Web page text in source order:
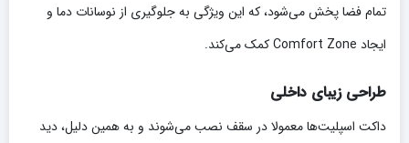
تمام فضا پخش می‌شود، که این ویژگی به جلوگیری از نوسانات دما و
ایجاد Comfort Zone کمک می‌کند.
طراحی زیبای داخلی
داکت اسپلیت‌ها معمولا در سقف نصب می‌شوند و به همین دلیل، دید